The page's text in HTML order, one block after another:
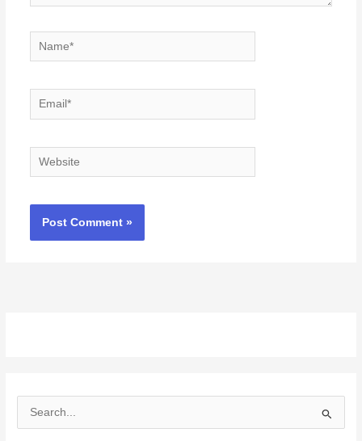
Name*
Email*
Website
e